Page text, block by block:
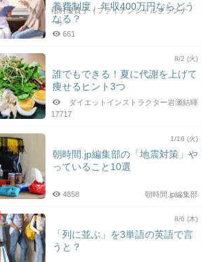
養費制度」年収400万円ならどう
なる？
稲村優貴子（ファイナンシャルプランナ
ー）
661
8/2 (火)
誰でもできる！夏に代謝を上げて
痩せるヒント3つ
ダイエットインストラクター岩瀬結暉
17717
1/16 (火)
朝時間.jp編集部の「地震対策」や
っていること10選
朝時間.jp編集部
4858
8/6 (木)
「列に並ぶ」を3単語の英語で言
うと？